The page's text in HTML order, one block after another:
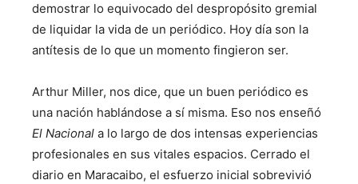
demostrar lo equivocado del despropósito gremial
de liquidar la vida de un periódico. Hoy día son la
antítesis de lo que un momento fingieron ser.
Arthur Miller, nos dice, que un buen periódico es
una nación hablándose a sí misma. Eso nos enseñó
El Nacional a lo largo de dos intensas experiencias
profesionales en sus vitales espacios. Cerrado el
diario en Maracaibo, el esfuerzo inicial sobrevivió